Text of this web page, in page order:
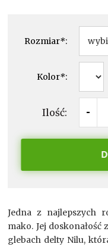
Rozmiar*:
Kolor*:
Ilość: -
Jedna z najlepszych
mako. Jej
glebach delty Nilu,